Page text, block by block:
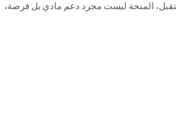
المنحة ليست مجرد دعم مادي بل فرصة،